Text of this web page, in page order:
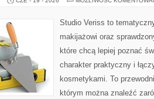
Studio Veriss to
makijażowi oraz
które chcą lepiej poznać
charakter praktyczny i
kosmetykami. To
którym można znaleźć